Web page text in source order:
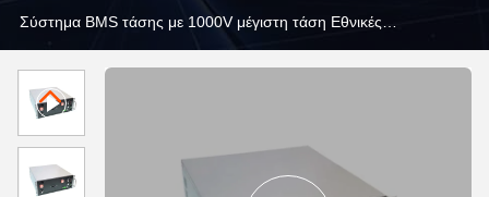
Σύστημα BMS τάσης με 1000V μέγιστη τάση Εθνικές